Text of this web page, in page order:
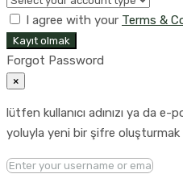
I agree with your Terms &
Kayıt olmak
Forgot Password
×
lütfen kullanıcı adınızı ya da
yoluyla yeni bir şifre oluşturmak